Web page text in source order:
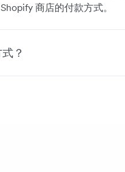
商店的付款方式。
？